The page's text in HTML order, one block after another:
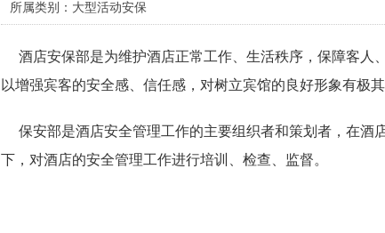
所属类别：大型活动安保
酒店安保部是为维护酒店正常工作、生活秩序，保障客人
以增强宾客的安全感、信任感，对树立宾馆的良好形象有极其
保安部是酒店安全管理工作的主要组织者和策划者，在酒
下，对酒店的安全管理工作进行培训、检查、监督。